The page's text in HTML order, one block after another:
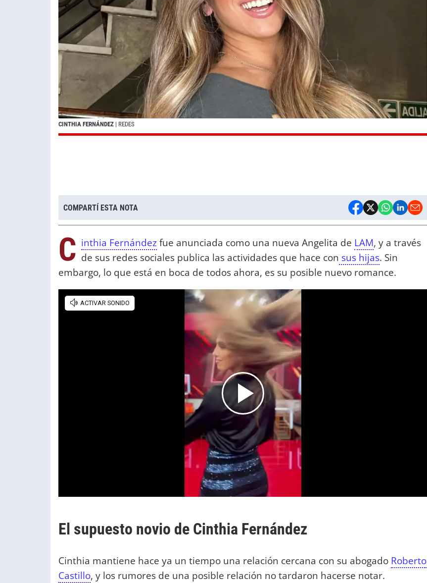
CINTHIA FERNÁNDEZ | REDES
COMPARTÍ ESTA NOTA
C inthia Fernándezfue anunciada como una nueva Angelita de LAM, y a través
de sus redes sociales publica las actividades que hace con sus hijas. Sin
embargo, lo que está en boca de todos ahora, es su posible nuevo romance.
El supuesto novio de Cinthia Fernández
Cinthia mantiene hace ya un tiempo una relación cercana con su abogado Roberto
Castillo, y los rumores de una posible relación no tardaron hacerse notar.